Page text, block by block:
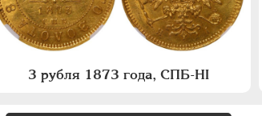
3 рубля 1873 года, СПБ-НI